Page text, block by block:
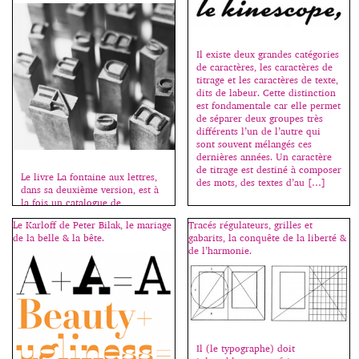
émission de ce jour, samedi 6
juin. Sources images : Wikipedia.
Le livre La fontaine aux lettres,
dans sa deuxième version, est à
la fois un catalogue de
présentation de caractères, et un
guide pratique pour découvrir
l’histoire de la typographie et se
familiariser avec les règles
d’usage. Il est accompagné d’un
site internet qui reprend une
partie de l’ouvrage et offre ainsi
gratuitement aux étudiants […]
Il existe deux grandes catégories
de caractères, les caractères de
titrage et les caractères de texte,
dits de labeur. Cette distinction
est fondamentale car elle permet
de séparer deux groupes très
différents l’un de l’autre qui
sont souvent mélangés ces
dernières années. Un caractère
de titrage est destiné à composer
des mots, des textes d’au […]
Le Karloff de Peter Bilak, le mariage
de la belle & la bête.
Tracés régulateurs, grilles et
gabarits, la conquête de la liberté &
de l’harmonie.
Il (le typographe) doit